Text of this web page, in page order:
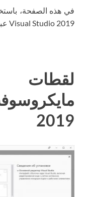
Visual Studio 2019 عبر التورنت مجانًا.
لقطات
2019